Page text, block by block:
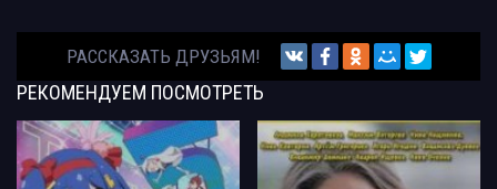
РАССКАЗАТЬ ДРУЗЬЯМ!
РЕКОМЕНДУЕМ ПОСМОТРЕТЬ